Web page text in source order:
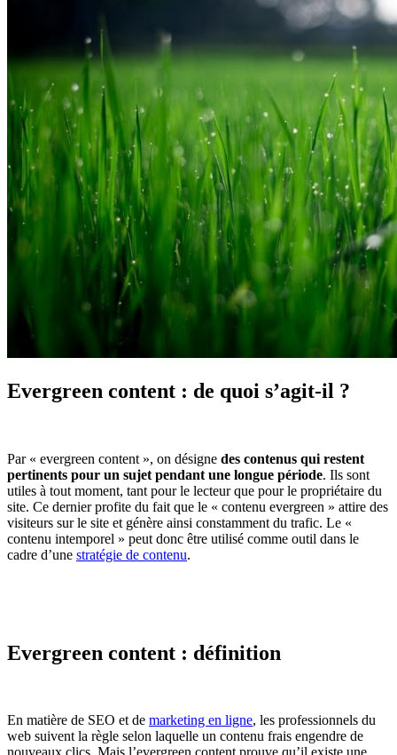
Evergreen content : de quoi s’agit-il ?
Par « evergreen content », on désigne des contenus qui restent
pertinents pour un sujet pendant une longue période. Ils sont
utiles à tout moment, tant pour le lecteur que pour le propriétaire du
site. Ce dernier profite du fait que le « contenu evergreen » attire des
visiteurs sur le site et génère ainsi constamment du trafic. Le «
contenu intemporel » peut donc être utilisé comme outil dans le
cadre d’une stratégie de contenu.
Evergreen content : définition
En matière de SEO et de marketing en ligne, les professionnels du
web suivent la règle selon laquelle un contenu frais engendre de